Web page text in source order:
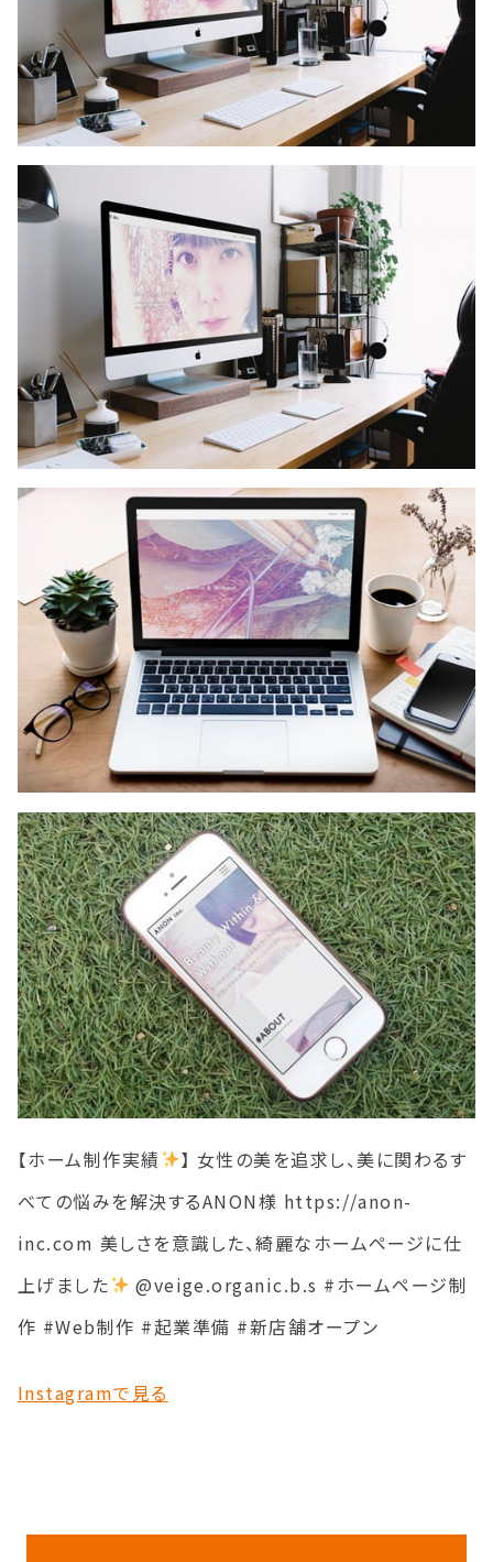
【ホーム制作実績
】 女性の美を追求し、美に関わるす
べての悩みを解決するANON様 https://anon-
inc.com 美しさを意識した、綺麗なホームページに仕
上げました
@veige.organic.b.s #ホームページ制
作 #Web制作 #起業準備 #新店舗オープン
Instagramで見る